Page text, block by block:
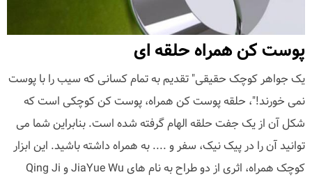
پوست کن همراه حلقه ای
یک جواهر کوچک حقیقی" تقدیم به تمام کسانی که سیب را با پوست
نمی خورند!"، حلقه پوست کن همراه، پوست کن کوچکی است که
شکل آن از یک جفت حلقه الهام گرفته شده است. بنابراین شما می
توانید آن را در پیک نیک، سفر و .... به همراه داشته باشید. این ابزار
کوچک همراه، اثری از دو طراح به نام های JiaYue Wu و Qing Ji